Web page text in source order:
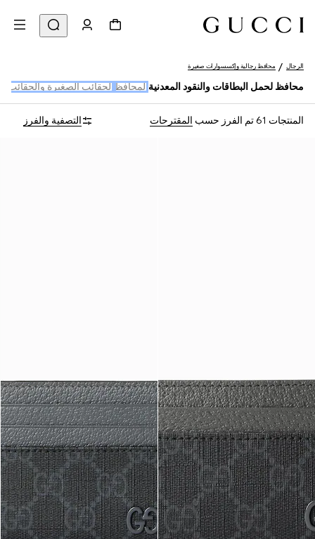
الرجال محافظ رجالية وإكسسوارات صغيرة
محافظ لحمل البطاقات والنقود المعدنية المحافظ الحقائب الصغيرة والحقائب
المنتجات 61 تم الفرز حسب المقترحات التصفية والفرز